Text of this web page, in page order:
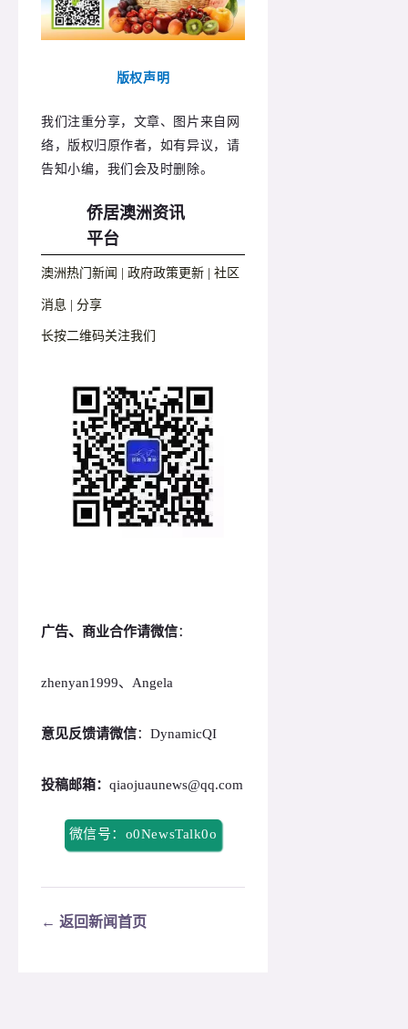
版权声明
我们注重分享，文章、图片来自网
络，版权归原作者，如有异议，请
告知小编，我们会及时删除。
侨居澳洲资讯
平台
澳洲热门新闻 | 政府政策更新 | 社区
消息 | 分享
长按二维码关注我们
广告、商业合作请微信：
zhenyan1999、Angela
意见反馈请微信：DynamicQI
投稿邮箱： qiaojuaunews@qq.com
微信号：o0NewsTalk0o
← 返回新闻首页